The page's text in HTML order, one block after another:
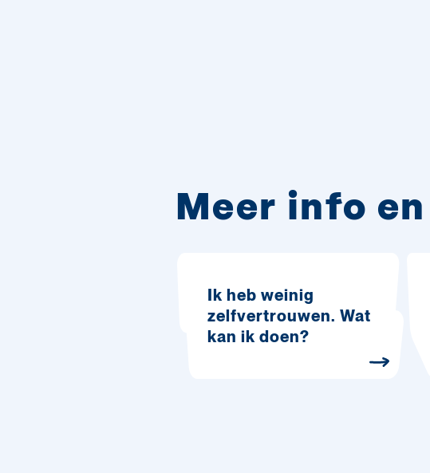
Meer info
Ik heb weinig
zelfvertrouwen. Wat
kan ik doen?